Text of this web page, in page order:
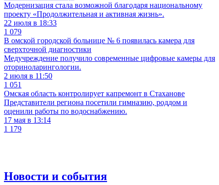
Модернизация стала возможной благодаря национальному
проекту «Продолжительная и активная жизнь».
22 июля в 18:33
1 079
В омской городской больнице № 6 появилась камера для
сверхточной диагностики
Медучреждение получило современные цифровые камеры для
оториноларингологии.
2 июля в 11:50
1 051
Омская область контролирует капремонт в Стаханове
Представители региона посетили гимназию, роддом и
оценили работы по водоснабжению.
17 мая в 13:14
1 179
Новости и события